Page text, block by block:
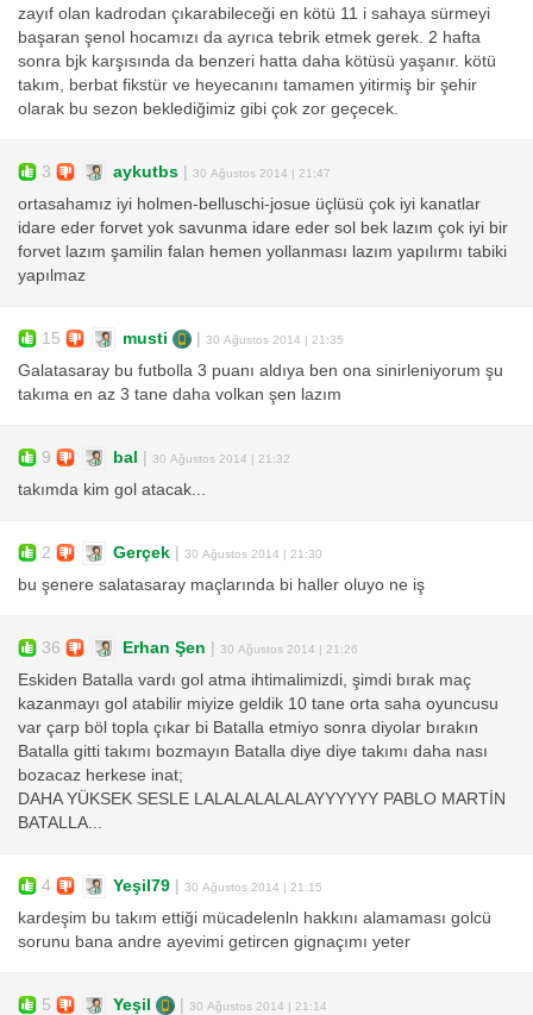
zayıf olan kadrodan çıkarabileceği en kötü 11 i sahaya sürmeyi
başaran şenol hocamızı da ayrıca tebrik etmek gerek. 2 hafta
sonra bjk karşısında da benzeri hatta daha kötüsü yaşanır. kötü
takım, berbat fikstür ve heyecanını tamamen yitirmiş bir şehir
olarak bu sezon beklediğimiz gibi çok zor geçecek.
3 aykutbs | 30 Ağustos 2014 | 21:47
ortasahamız iyi holmen-belluschi-josue üçlüsü çok iyi kanatlar
idare eder forvet yok savunma idare eder sol bek lazım çok iyi bir
forvet lazım şamilin falan hemen yollanması lazım yapılırmı tabiki
yapılmaz
15 musti | 30 Ağustos 2014 | 21:35
Galatasaray bu futbolla 3 puanı aldıya ben ona sinirleniyorum şu
takıma en az 3 tane daha volkan şen lazım
9 bal | 30 Ağustos 2014 | 21:32
takımda kim gol atacak...
2 Gerçek | 30 Ağustos 2014 | 21:30
bu şenere salatasaray maçlarında bi haller oluyo ne iş
36 Erhan Şen | 30 Ağustos 2014 | 21:26
Eskiden Batalla vardı gol atma ihtimalimizdi, şimdi bırak maç
kazanmayı gol atabilir miyize geldik 10 tane orta saha oyuncusu
var çarp böl topla çıkar bi Batalla etmiyo sonra diyolar bırakın
Batalla gitti takımı bozmayın Batalla diye diye takımı daha nası
bozacaz herkese inat;
DAHA YÜKSEK SESLE LALALALALALAYYYYYY PABLO MARTİN
BATALLA...
4 Yeşil79 | 30 Ağustos 2014 | 21:15
kardeşim bu takım ettiği mücadelenln hakkını alamaması golcü
sorunu bana andre ayevimi getircen gignaçımı yeter
5 Yeşil | 30 Ağustos 2014 | 21:14